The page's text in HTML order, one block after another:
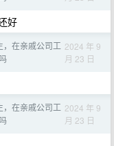
好
，在亲戚公司工 2024 年 9
月 23 日
，在亲戚公司工 2024 年 9
月 23 日